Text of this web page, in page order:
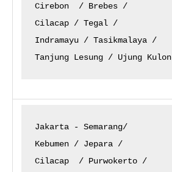
Cirebon
/ Brebes /
Cilacap / Tegal /
Indramayu / Tasikmalaya /
Tanjung Lesung / Ujung Kulon
Jakarta - Semarang/
Kebumen / Jepara /
Cilacap
/ Purwokerto /